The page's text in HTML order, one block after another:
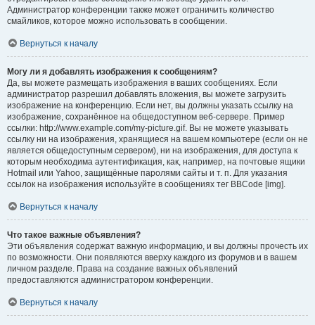
Администратор конференции также может ограничить количество
смайликов, которое можно использовать в сообщении.
Вернуться к началу
Могу ли я добавлять изображения к сообщениям?
Да, вы можете размещать изображения в ваших сообщениях. Если
администратор разрешил добавлять вложения, вы можете загрузить
изображение на конференцию. Если нет, вы должны указать ссылку на
изображение, сохранённое на общедоступном веб-сервере. Пример
ссылки: http://www.example.com/my-picture.gif. Вы не можете указывать
ссылку ни на изображения, хранящиеся на вашем компьютере (если он не
является общедоступным сервером), ни на изображения, для доступа к
которым необходима аутентификация, как, например, на почтовые ящики
Hotmail или Yahoo, защищённые паролями сайты и т. п. Для указания
ссылок на изображения используйте в сообщениях тег BBCode [img].
Вернуться к началу
Что такое важные объявления?
Эти объявления содержат важную информацию, и вы должны прочесть их
по возможности. Они появляются вверху каждого из форумов и в вашем
личном разделе. Права на создание важных объявлений
предоставляются администратором конференции.
Вернуться к началу